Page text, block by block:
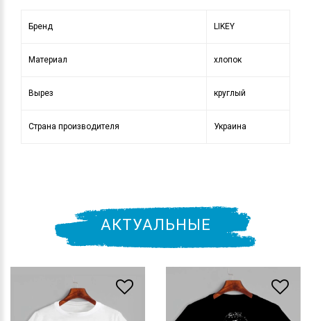
Бренд LIKEY
Материал хлопок
Вырез круглый
Страна производителя Украина
АКТУАЛЬНЫЕ